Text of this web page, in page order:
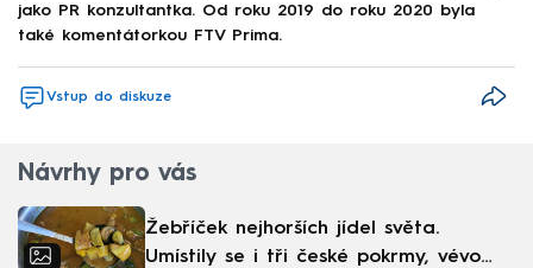
jako PR konzultantka. Od roku 2019 do roku 2020 byla
také komentátorkou FTV Prima.
Vstup do diskuze
Návrhy pro vás
Žebříček nejhorších jídel světa.
Umístily se i tři české pokrmy, vévodí